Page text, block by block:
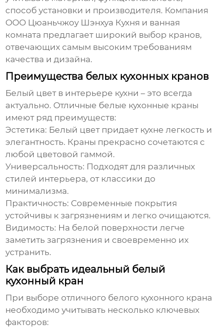
способ установки и производителя. Компания
ООО Цюаньчжоу Шэнхуа Кухня и ванная
комната предлагает широкий выбор кранов,
отвечающих самым высоким требованиям
качества и дизайна.
Преимущества белых кухонных кранов
Белый цвет в интерьере кухни – это всегда
актуально. Отличные белые кухонные краны
имеют ряд преимуществ:
Эстетика: Белый цвет придает кухне легкость и
элегантность. Краны прекрасно сочетаются с
любой цветовой гаммой.
Универсальность: Подходят для различных
стилей интерьера, от классики до
минимализма.
Практичность: Современные покрытия
устойчивы к загрязнениям и легко очищаются.
Видимость: На белой поверхности легче
заметить загрязнения и своевременно их
устранить.
Как выбрать идеальный белый
кухонный кран
При выборе отличного белого кухонного крана
необходимо учитывать несколько ключевых
факторов: